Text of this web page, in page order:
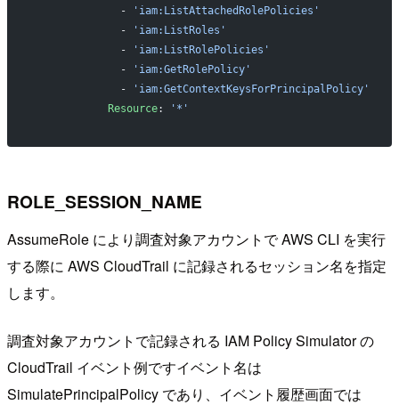
              -
'iam:ListAttachedRolePolicies'
              -
'iam:ListRoles'
              -
'iam:ListRolePolicies'
              -
'iam:GetRolePolicy'
              -
'iam:GetContextKeysForPrincipalPolicy'
            Resource
: '*'
ROLE_SESSION_NAME
AssumeRole により調査対象アカウントで AWS CLI を実行
する際に AWS CloudTrail に記録されるセッション名を指定
します。
調査対象アカウントで記録される IAM Policy Simulator の
CloudTrail イベント例ですイベント名は
SimulatePrincipalPolicy であり、イベント履歴画面では